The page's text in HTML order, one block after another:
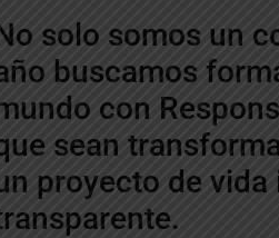
solo somos un
buscamos
con
sean
proyecto de